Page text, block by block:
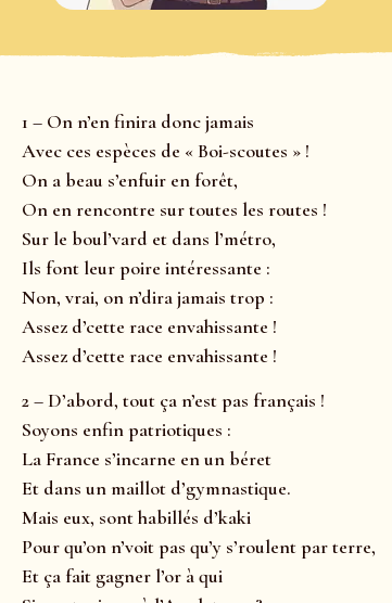
1 – On n’en finira donc jamais
Avec ces espèces de « Boi-scoutes » !
On a beau s’enfuir en forêt,
On en rencontre sur toutes les routes !
Sur le boul’vard et dans l’métro,
Ils font leur poire intéressante :
Non, vrai, on n’dira jamais trop :
Assez d’cette race envahissante !
Assez d’cette race envahissante !
2 – D’abord, tout ça n’est pas français !
Soyons enfin patriotiques :
La France s’incarne en un béret
Et dans un maillot d’gymnastique.
Mais eux, sont habillés d’kaki
Pour qu’on n’voit pas qu’y s’roulent par terre,
Et ça fait gagner l’or à qui